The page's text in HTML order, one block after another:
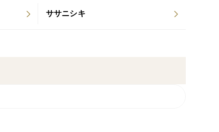
ササニシキ